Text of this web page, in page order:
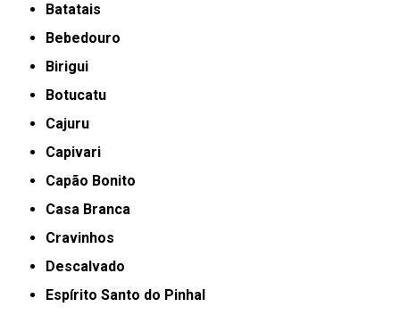
Batatais
Bebedouro
Birigui
Botucatu
Cajuru
Capivari
Capão Bonito
Casa Branca
Cravinhos
Descalvado
Espírito Santo do Pinhal